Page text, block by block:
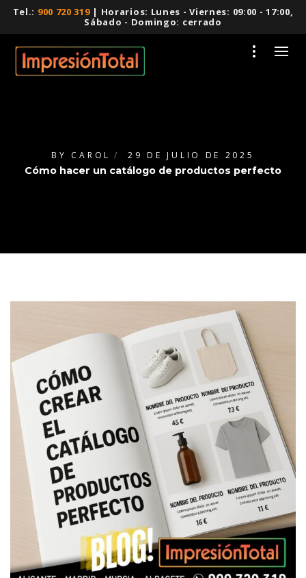
Tel.: 900 720 319| Horarios: Lunes - Viernes: 09:00 - 17:00,
Sábado - Domingo: cerrado
BY CAROL 29 DE JULIO DE 2025
Cómo hacer un catálogo de productos perfecto